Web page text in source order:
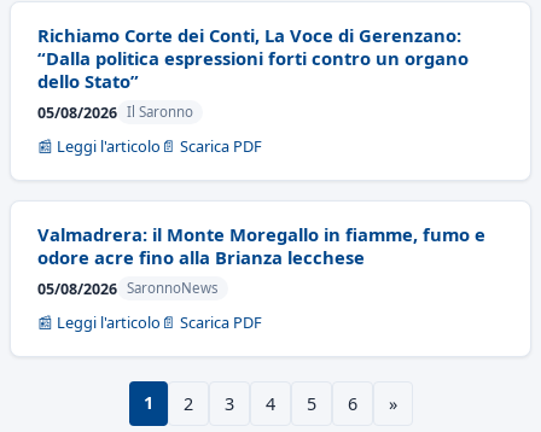
Richiamo Corte dei Conti, La Voce di Gerenzano:
“Dalla politica espressioni forti contro un organo
dello Stato”
05/08/2026 Il Saronno
📰 Leggi l'articolo 📄 Scarica PDF
Valmadrera: il Monte Moregallo in fiamme, fumo e
odore acre fino alla Brianza lecchese
05/08/2026 SaronnoNews
📰 Leggi l'articolo 📄 Scarica PDF
1 2 3 4 5 6 »